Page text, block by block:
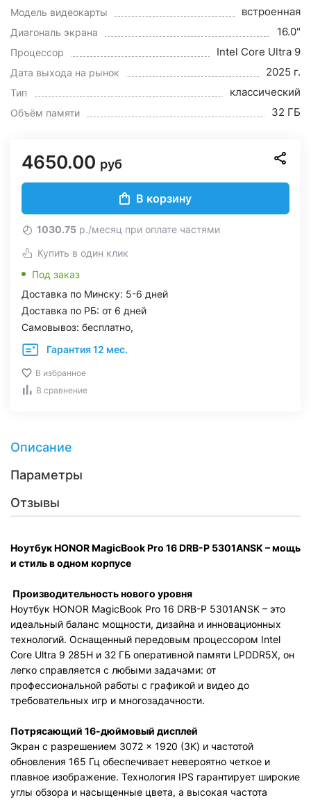
Модель видеокарты встроенная
Диагональ экрана 16.0"
Процессор Intel Core Ultra 9
Дата выхода на рынок 2025 г.
Тип классический
Объём памяти 32 ГБ
4650.00 руб
В корзину
1030.75 р./месяц при оплате частями
Купить в один клик
Под заказ
Доставка по Минску: 5-6 дней
Доставка по РБ: от 6 дней
Самовывоз: бесплатно,
Гарантия 12 мес.
В избранное
В сравнение
Описание
Параметры
Отзывы
Ноутбук HONOR MagicBook Pro 16 DRB-P 5301ANSK – мощь
и стиль в одном корпусе
Производительность нового уровня
Ноутбук HONOR MagicBook Pro 16 DRB-P 5301ANSK – это
идеальный баланс мощности, дизайна и инновационных
технологий. Оснащенный передовым процессором Intel
Core Ultra 9 285H и 32 ГБ оперативной памяти LPDDR5X, он
легко справляется с любыми задачами: от
профессиональной работы с графикой и видео до
требовательных игр и многозадачности.
Потрясающий 16-дюймовый дисплей
Экран с разрешением 3072 × 1920 (3K) и частотой
обновления 165 Гц обеспечивает невероятно четкое и
плавное изображение. Технология IPS гарантирует широкие
углы обзора и насыщенные цвета, а высокая частота